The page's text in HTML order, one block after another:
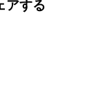
アする